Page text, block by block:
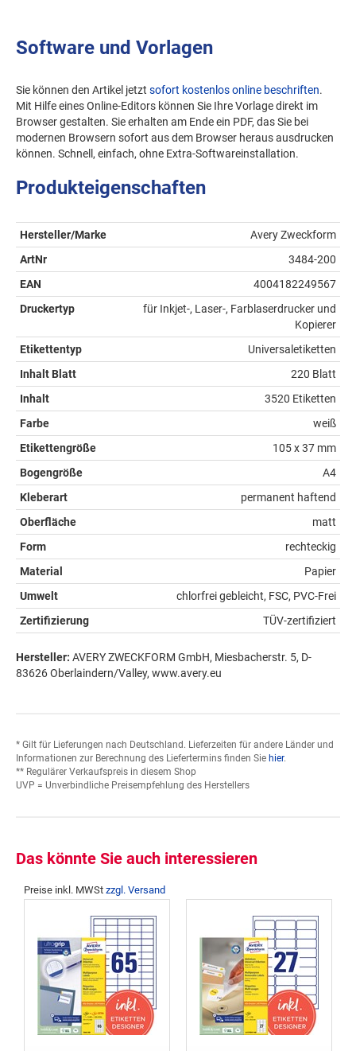
Software und Vorlagen
Sie können den Artikel jetzt sofort kostenlos online beschriften.
Mit Hilfe eines Online-Editors können Sie Ihre Vorlage direkt im
Browser gestalten. Sie erhalten am Ende ein PDF, das Sie bei
modernen Browsern sofort aus dem Browser heraus ausdrucken
können. Schnell, einfach, ohne Extra-Softwareinstallation.
Produkteigenschaften
Hersteller/Marke
Avery Zweckform
ArtNr
3484-200
EAN
4004182249567
Druckertyp
für Inkjet-, Laser-, Farblaserdrucker und
Kopierer
Etikettentyp
Universaletiketten
Inhalt Blatt
220 Blatt
Inhalt
3520 Etiketten
Farbe
weiß
Etikettengröße
105 x 37 mm
Bogengröße
A4
Kleberart
permanent haftend
Oberfläche
matt
Form
rechteckig
Material
Papier
Umwelt
chlorfrei gebleicht, FSC, PVC-Frei
Zertifizierung
TÜV-zertifiziert
Hersteller: AVERY ZWECKFORM GmbH, Miesbacherstr. 5, D-
83626 Oberlaindern/Valley, www.avery.eu
* Gilt für Lieferungen nach Deutschland. Lieferzeiten für andere Länder und
Informationen zur Berechnung des Liefertermins finden Sie hier.
** Regulärer Verkaufspreis in diesem Shop
UVP = Unverbindliche Preisempfehlung des Herstellers
Das könnte Sie auch interessieren
Preise inkl. MWSt zzgl. Versand